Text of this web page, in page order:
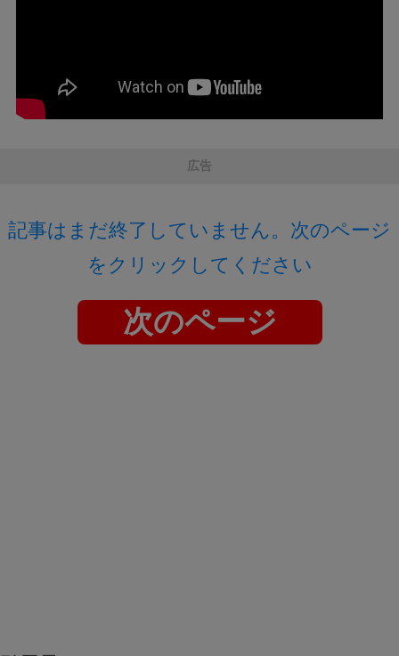
広告
記事はまだ終了していません。次のページ
をクリックしてください
次のページ